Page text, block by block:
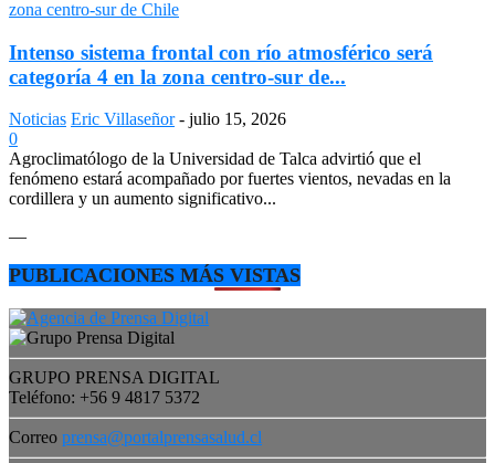
Intenso sistema frontal con río atmosférico será
categoría 4 en la zona centro-sur de...
Noticias Eric Villaseñor - julio 15, 2026
0
Agroclimatólogo de la Universidad de Talca advirtió que el
fenómeno estará acompañado por fuertes vientos, nevadas en la
cordillera y un aumento significativo...
—
PUBLICACIONES MÁS VISTAS
GRUPO PRENSA DIGITAL
Teléfono: +56 9 4817 5372
Correo prensa@portalprensasalud.cl